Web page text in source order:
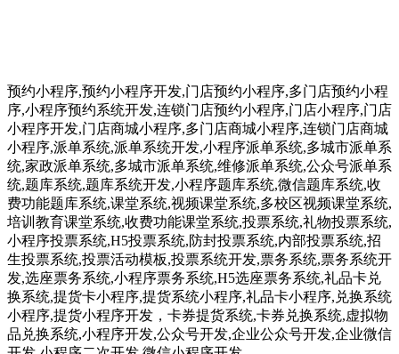
预约小程序,预约小程序开发,门店预约小程序,多门店预约小程
序,小程序预约系统开发,连锁门店预约小程序,门店小程序,门店
小程序开发,门店商城小程序,多门店商城小程序,连锁门店商城
小程序,派单系统,派单系统开发,小程序派单系统,多城市派单系
统,家政派单系统,多城市派单系统,维修派单系统,公众号派单系
统,题库系统,题库系统开发,小程序题库系统,微信题库系统,收
费功能题库系统,课堂系统,视频课堂系统,多校区视频课堂系统,
培训教育课堂系统,收费功能课堂系统,投票系统,礼物投票系统,
小程序投票系统,H5投票系统,防封投票系统,内部投票系统,招
生投票系统,投票活动模板,投票系统开发,票务系统,票务系统开
发,选座票务系统,小程序票务系统,H5选座票务系统,礼品卡兑
换系统,提货卡小程序,提货系统小程序,礼品卡小程序,兑换系统
小程序,提货小程序开发，卡券提货系统,卡券兑换系统,虚拟物
品兑换系统,小程序开发,公众号开发,企业公众号开发,企业微信